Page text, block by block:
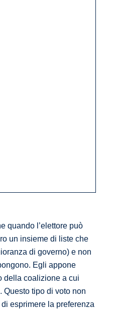
quando l’elettore può
un insieme di liste che
di governo) e non
Egli appone
della coalizione a cui
Questo tipo di voto non
esprimere la preferenza